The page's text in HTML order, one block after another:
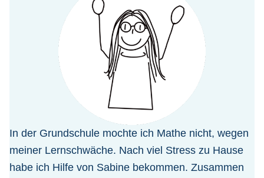
In der Grundschule mochte ich Mathe nicht, wegen
meiner Lernschwäche. Nach viel Stress zu Hause
habe ich Hilfe von Sabine bekommen. Zusammen